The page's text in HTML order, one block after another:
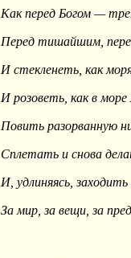
Как перед Богом —
Перед тишайшим,
И стекленеть, как
И розоветь, как в море
Повить разорванную
Сплетать и снова
И, удлиняясь, заходить
За мир, за вещи, за